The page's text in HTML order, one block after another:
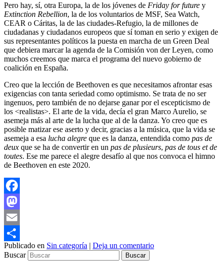
Pero hay, sí, otra Europa, la de los jóvenes de Friday for future y
Extinction Rebellion, la de los voluntarios de MSF, Sea Watch,
CEAR o Cáritas, la de las ciudades-Refugio, la de millones de
ciudadanas y ciudadanos europeos que sí toman en serio y exigen de
sus representantes políticos la puesta en marcha de un Green Deal
que debiera marcar la agenda de la Comisión von der Leyen, como
muchos creemos que marca el programa del nuevo gobierno de
coalición en España.
Creo que la lección de Beethoven es que necesitamos afrontar esas
exigencias con tanta seriedad como optimismo. Se trata de no ser
ingenuos, pero también de no dejarse ganar por el escepticismo de
los <realistas>. El arte de la vida, decía el gran Marco Aurelio, se
asemeja más al arte de la lucha que al de la danza. Yo creo que es
posible matizar ese aserto y decir, gracias a la música, que la vida se
asemeja a esa lucha alegre que es la danza, entendida como pas de
deux que se ha de convertir en un pas de plusieurs, pas de tous et de
toutes. Ese me parece el alegre desafío al que nos convoca el himno
de Beethoven en este 2020.
Facebook
Mastodon
Email
Compartir
Publicado en Sin categoría | Deja un comentario
Buscar